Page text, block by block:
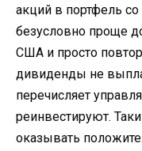
акций в портфель
безусловно проще
США и просто
дивиденды не
перечисляет
реинвестируют.
оказывать